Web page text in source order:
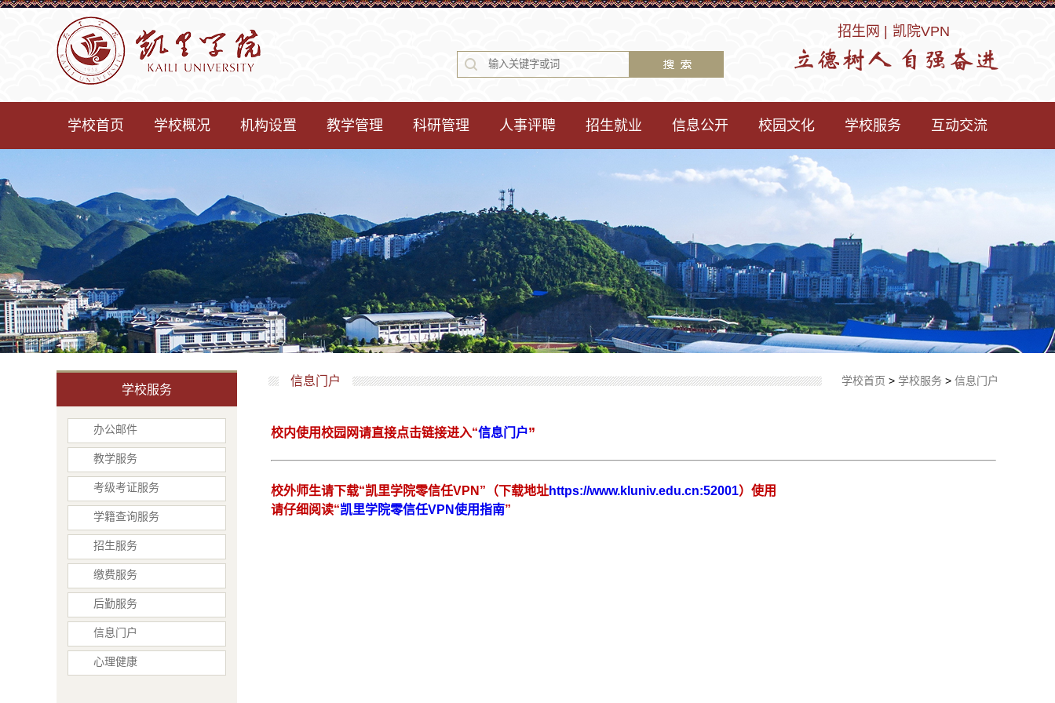
招生网 | 凯院VPN
学校首页 学校概况 机构设置 教学管理 科研管理 人事评聘 招生就业 信息公开 校园文化 学校服务 互动交流
学校服务
办公邮件
教学服务
考级考证服务
学籍查询服务
招生服务
缴费服务
后勤服务
信息门户
心理健康
信息门户 学校首页 > 学校服务 > 信息门户
校内使用校园网请直接点击链接进入“信息门户”
校外师生请下载“凯里学院零信任VPN ”（下载地址https://www.kluniv.edu.cn:52001）使用
请仔细阅读“凯里学院零信任VPN使用指南”